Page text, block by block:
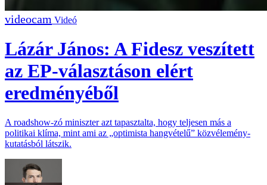
Videó
Lázár János: A Fidesz veszített
az EP-választáson elért
eredményéből
A roadshow-zó miniszter azt tapasztalta, hogy teljesen más a
politikai klíma, mint ami az „optimista hangvételű” közvélemény-
kutatásból látszik.